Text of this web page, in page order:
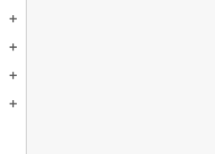
add
add
add
add